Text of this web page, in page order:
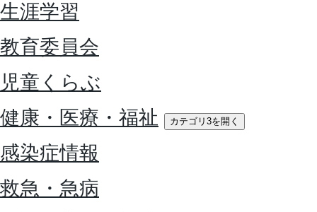
生涯学習
教育委員会
児童くらぶ
健康・医療・福祉
カテゴリ3を開く
感染症情報
救急・急病